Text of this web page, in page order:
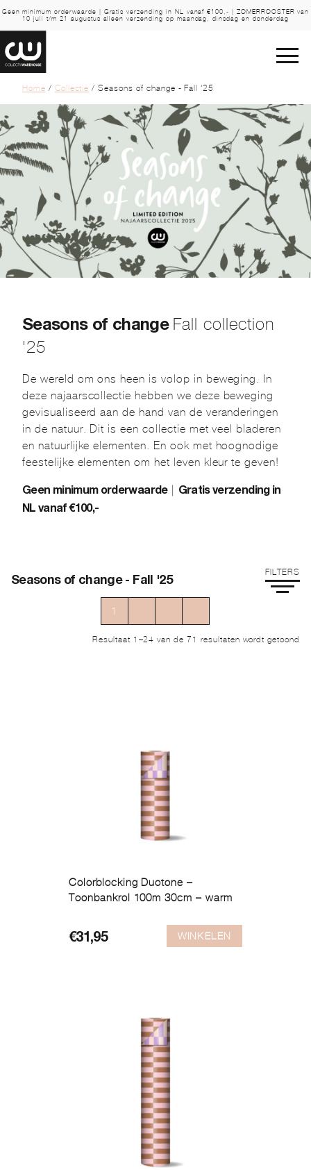
Geen minimum orderwaarde | Gratis verzending in NL vanaf €100,- | ZOMERROOSTER van
10 juli t/m 21 augustus alleen verzending op maandag, dinsdag en donderdag
Home / Collectie / Seasons of change - Fall '25
Seasons of change Fall collection
'25
De wereld om ons heen is volop in beweging. In
deze najaarscollectie hebben we deze beweging
gevisualiseerd aan de hand van de veranderingen
in de natuur. Dit is een collectie met veel bladeren
en natuurlijke elementen. En ook met hoognodige
feestelijke elementen om het leven kleur te geven!
Geen minimum orderwaarde| Gratis verzending in
NL vanaf €100,-
Seasons of change - Fall '25
1
FILTERS
Resultaat 1–24 van de 71 resultaten wordt getoond
Colorblocking Duotone –
Toonbankrol 100m 30cm – warm
€31,95 WINKELEN